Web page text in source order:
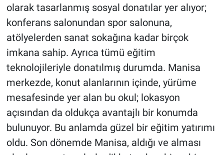
olarak tasarlanmış sosyal donatılar yer alıyor;
konferans salonundan spor salonuna,
atölyelerden sanat sokağına kadar birçok
imkana sahip. Ayrıca tümü eğitim
teknolojileriyle donatılmış durumda. Manisa
merkezde, konut alanlarının içinde, yürüme
mesafesinde yer alan bu okul; lokasyon
açısından da oldukça avantajlı bir konumda
bulunuyor. Bu anlamda güzel bir eğitim yatırımı
oldu. Son dönemde Manisa, aldığı ve alması